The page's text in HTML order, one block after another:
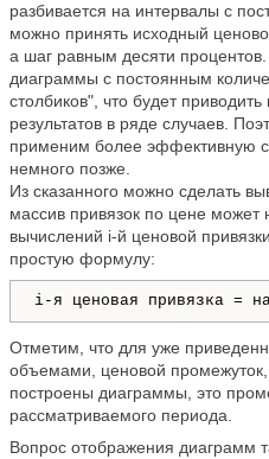
разбивается на интервалы с
можно принять исходный
а шаг равным десяти процентов.
диаграммы с постоянным
столбиков", что будет
результатов в ряде случаев.
применим более эффективную
немного позже.
Из сказанного можно сделать
массив привязок по цене может
вычислений i-й ценовой
простую формулу:
i-я ценовая привязка =
Отметим, что для уже
объемами, ценовой
построены диаграммы, это
рассматриваемого периода.
Вопрос отображения диаграмм